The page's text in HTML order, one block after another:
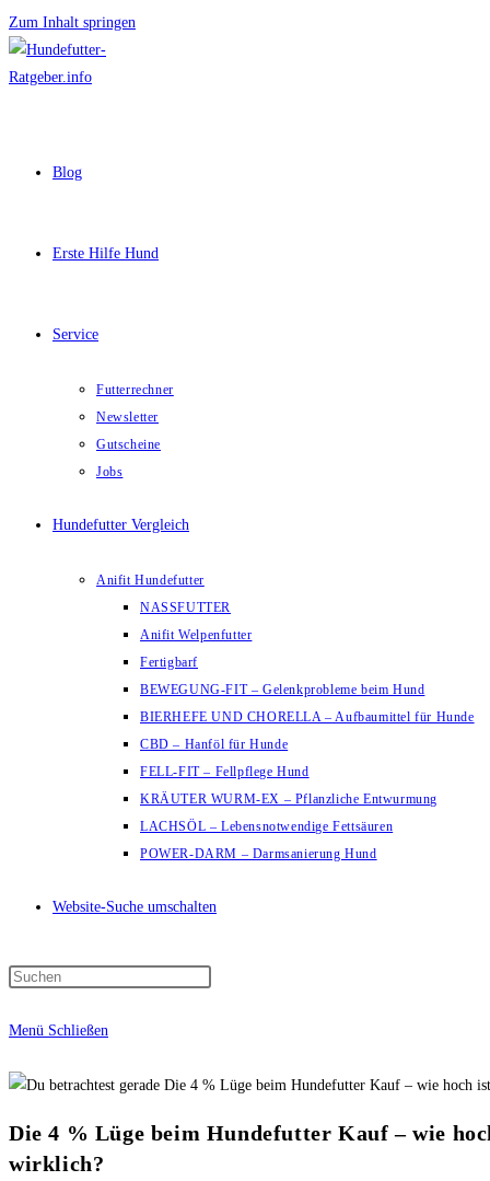
Zum Inhalt springen
Blog
Erste Hilfe Hund
Service
Futterrechner
Newsletter
Gutscheine
Jobs
Hundefutter Vergleich
Anifit Hundefutter
NASSFUTTER
Anifit Welpenfutter
Fertigbarf
BEWEGUNG-FIT – Gelenkprobleme beim Hund
BIERHEFE UND CHORELLA – Aufbaumittel für Hunde
CBD – Hanföl für Hunde
FELL-FIT – Fellpflege Hund
KRÄUTER WURM-EX – Pflanzliche Entwurmung
LACHSÖL – Lebensnotwendige Fettsäuren
POWER-DARM – Darmsanierung Hund
Website-Suche umschalten
Menü Schließen
Die 4 % Lüge beim Hundefutter Kauf – wie
wirklich?